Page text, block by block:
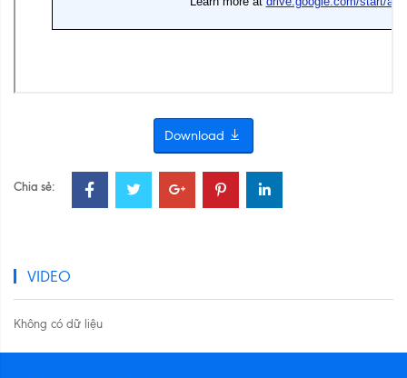
Download
Chia sẻ:
VIDEO
Không có dữ liệu